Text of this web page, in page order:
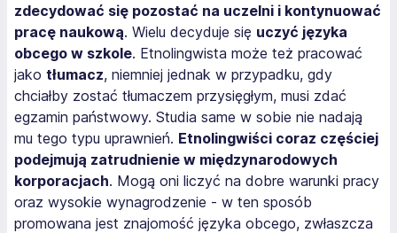
zdecydować się pozostać na uczelni i kontynuować
pracę naukową. Wielu decyduje się uczyć języka
obcego w szkole. Etnolingwista może też pracować
jako tłumacz, niemniej jednak w przypadku, gdy
chciałby zostać tłumaczem przysięgłym, musi zdać
egzamin państwowy. Studia same w sobie nie nadają
mu tego typu uprawnień. Etnolingwiści coraz częściej
podejmują zatrudnienie w międzynarodowych
korporacjach. Mogą oni liczyć na dobre warunki pracy
oraz wysokie wynagrodzenie - w ten sposób
promowana jest znajomość języka obcego, zwłaszcza